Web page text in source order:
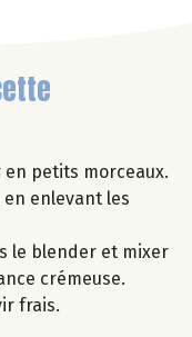
petits morceaux.
enlevant les
le blender et mixer
crémeuse.
frais.